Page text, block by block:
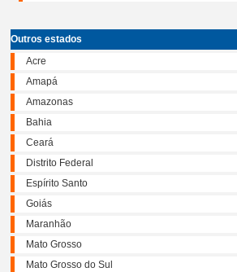
Outros estados
Acre
Amapá
Amazonas
Bahia
Ceará
Distrito Federal
Espírito Santo
Goiás
Maranhão
Mato Grosso
Mato Grosso do Sul